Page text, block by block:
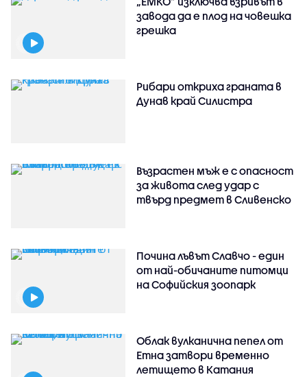
завода да е плод на човешка
грешка
Рибари откриха граната в
Дунав край Силистра
Възрастен мъж е с опасност
за живота след удар с
твърд предмет в Сливенско
Почина лъвът Славчо - един
от най-обичаните питомци
на Софийския зоопарк
Облак вулканична пепел от
Етна затвори временно
летището в Катания